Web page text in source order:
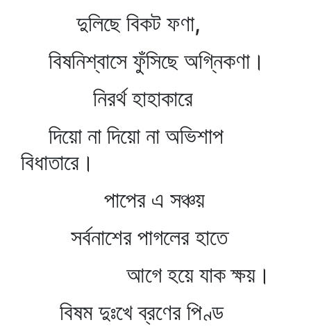
দুলিছে বিকট ফণা,
বিষনিশ্বাসে ফুঁসিছে অগ্নিকণা।
নিরর্থ হাহাকারে
দিয়ো না দিয়ো না অভিশাপ
বিধাতারে।
পাপের এ সঞ্চয়
সর্বনাশের পাগলের হাতে
আগে হয়ে যাক ক্ষয়।
বিষম দুঃখে ব্রণের পিণ্ড